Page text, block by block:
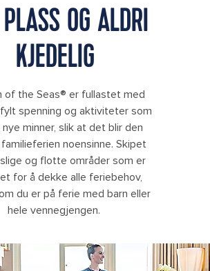
OG ALDRI
KJEDELIG
of the Seas® er fullastet med
spenning og aktiviteter som
minner, slik at det blir den
noensinne. Skipet
og flotte områder som er
for å dekke alle feriebehov,
du er på ferie med barn eller
hele vennegjengen.
Seas, Royal Suite Class, GENIE shoot,